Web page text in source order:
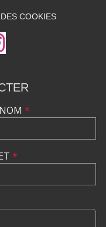
COOKIES
*
*